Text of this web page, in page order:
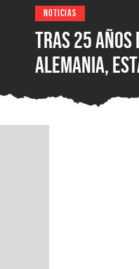
NOTICIAS
Tras 25 años
Alemania,
disponible